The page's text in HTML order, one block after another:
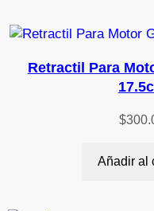
Retractil Para
$
Añadir al